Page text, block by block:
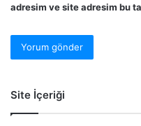
adresim ve site adresim bu
Site İçeriği